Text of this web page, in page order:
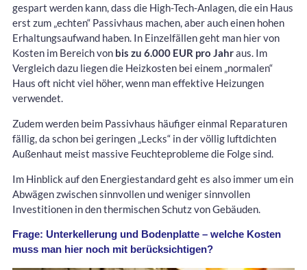
gespart werden kann, dass die High-Tech-Anlagen, die ein Haus
erst zum „echten“ Passivhaus machen, aber auch einen hohen
Erhaltungsaufwand haben. In Einzelfällen geht man hier von
Kosten im Bereich von bis zu 6.000 EUR pro Jahraus. Im
Vergleich dazu liegen die Heizkosten bei einem „normalen“
Haus oft nicht viel höher, wenn man effektive Heizungen
verwendet.
Zudem werden beim Passivhaus häufiger einmal Reparaturen
fällig, da schon bei geringen „Lecks“ in der völlig luftdichten
Außenhaut meist massive Feuchteprobleme die Folge sind.
Im Hinblick auf den Energiestandard geht es also immer um ein
Abwägen zwischen sinnvollen und weniger sinnvollen
Investitionen in den thermischen Schutz von Gebäuden.
Frage: Unterkellerung und Bodenplatte – welche Kosten
muss man hier noch mit berücksichtigen?